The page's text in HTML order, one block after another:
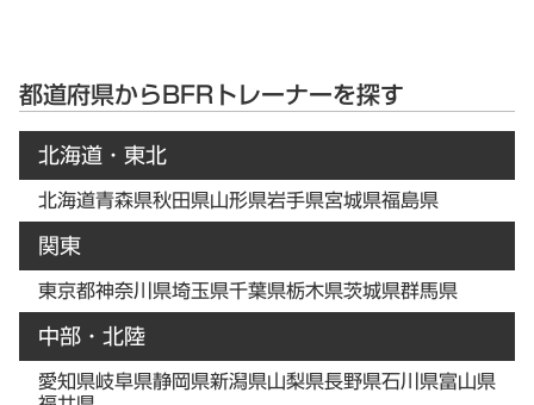
都道府県からBFRトレーナーを探す
北海道・東北
北海道青森県秋田県山形県岩手県宮城県福島県
関東
東京都神奈川県埼玉県千葉県栃木県茨城県群馬県
中部・北陸
愛知県岐阜県静岡県新潟県山梨県長野県石川県富山県